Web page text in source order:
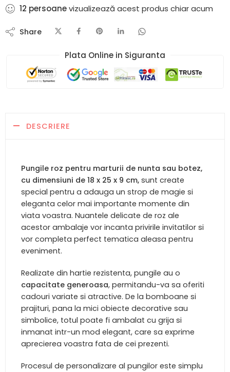
12 persoanevizualizează acest produs chiar acum
Share
Plata Online in Siguranta​
DESCRIERE
Pungile roz pentru marturii de nunta sau botez,
cu dimensiuni de 18 x 25 x 9 cm, sunt create
special pentru a adauga un strop de magie si
eleganta celor mai importante momente din
viata voastra. Nuantele delicate de roz ale
acestor ambalaje vor incanta privirile invitatilor si
vor completa perfect tematica aleasa pentru
eveniment.
Realizate din hartie rezistenta, pungile au o
capacitate generoasa, permitandu-va sa oferiti
cadouri variate si atractive. De la bomboane si
prajituri, pana la mici obiecte decorative sau
simbolice, totul poate fi ambalat cu grija si
inmanat intr-un mod elegant, care sa exprime
aprecierea voastra fata de cei prezenti.
Procesul de personalizare al pungilor este simplu